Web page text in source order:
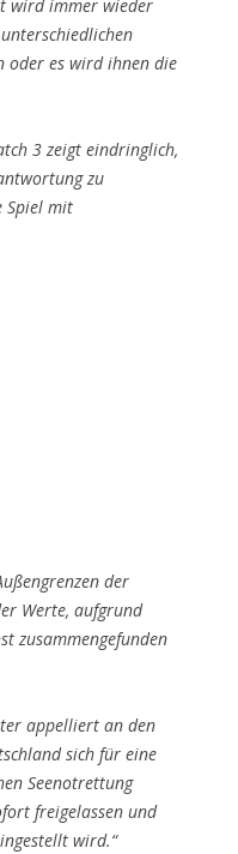
wird immer wieder
oder es wird ihnen die
3 zeigt eindringlich,
zu
Spiel mit
der
Werte, aufgrund
zusammengefunden
appelliert an den
sich für eine
Seenotrettung
freigelassen und
wird.“